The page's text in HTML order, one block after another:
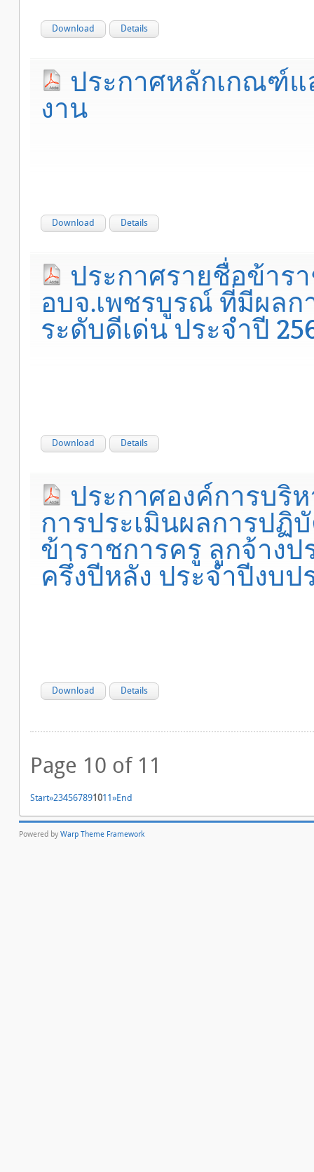
Download Details
ประกาศหลักเกณฑ์แ
งาน
Download Details
ประกาศรายชื่อข้าร
อบจ.เพชรบูรณ์ ที่มีผลก
ระดับดีเด่น ประจำปี
Download Details
ประกาศองค์การบริ
การประเมินผลการปฏิ
ข้าราชการครู ลูกจ้างป
ครึ่งปีหลัง ประจำปีงบป
Download Details
Page 10 of 11
Start»234567891011 »End
Powered by Warp Theme Framework